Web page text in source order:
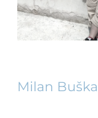
Milan Buška